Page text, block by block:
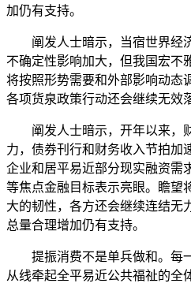
加仍有支持。
阐发人士暗示，当宿世界经济
不确定性影响加大，但我国宏不
将按照形势需要和外部影响动态
各项货泉政策行动还会继续无效
阐发人士暗示，开年以来，
力，债券刊行和财务收入节拍加
企业和居平易近部分现实融资需
等焦点金融目标表示亮眼。瞻望
大的韧性，各方还会继续连结无
总量合理增加仍有支持。
提振消费不是单兵做和。每
从线牵起全平易近公共福祉的全